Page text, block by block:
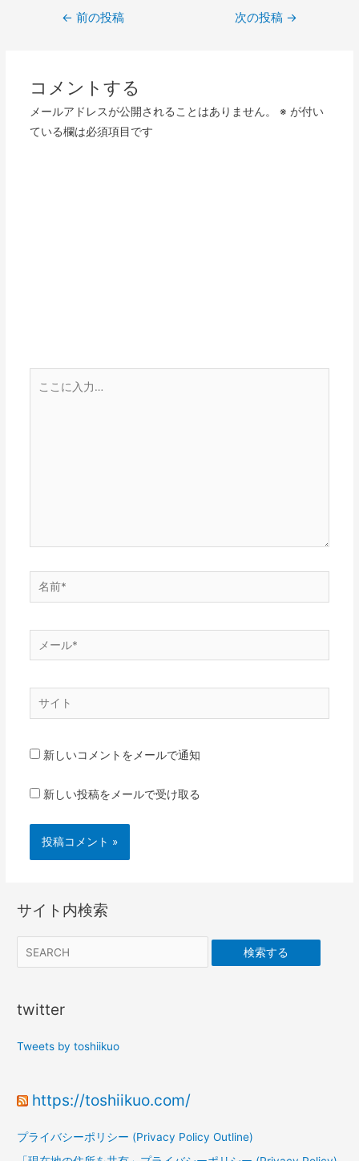
ゲ
ー
シ
← 前の投稿 次の投稿 →
コメントする
メールアドレスが公開されることはありません。 ※ が付い
ている欄は必須項目です
前
ー
イ
新しいコメントをメールで通知
新しい投稿をメールで受け取る
サイト内検索
検索する
twitter
Tweets by toshiikuo
https://toshiikuo.com/
プライバシーポリシー (Privacy Policy Outline)